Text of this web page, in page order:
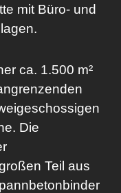
mit Büro- und
ca. 1.500 m²
Die
Teil aus